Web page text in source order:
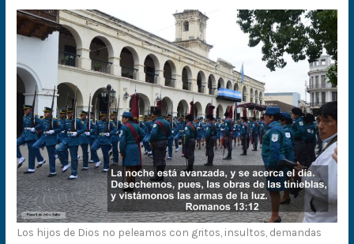
Los hijos de Dios no peleamos con gritos, insultos, demandas